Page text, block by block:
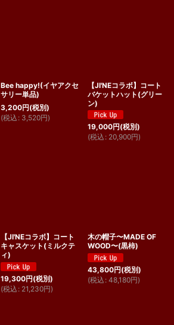
Bee happy!(イヤアクセ
サリー単品)
3,200円(税別)
(税込 : 3,520円)
【JI'NEコラボ】コート
バケットハット(グリー
ン)
19,000円(税別)
(税込 : 20,900円)
【JI'NEコラボ】コート
キャスケット(ミルクテ
ィ)
19,300円(税別)
(税込 : 21,230円)
木の帽子〜MADE OF
WOOD〜(黒柿)
43,800円(税別)
(税込 : 48,180円)